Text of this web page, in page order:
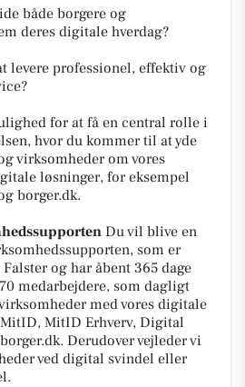
både borgere og
deres digitale hverdag?
levere professionel, effektiv og
for at få en central rolle i
hvor du kommer til at yde
virksomheder om vores
løsninger, for eksempel
borger.dk.
Du vil blive en
som er
og har åbent 365 dage
medarbejdere, som dagligt
med vores digitale
MitID Erhverv, Digital
Derudover vejleder vi
ved digital svindel eller